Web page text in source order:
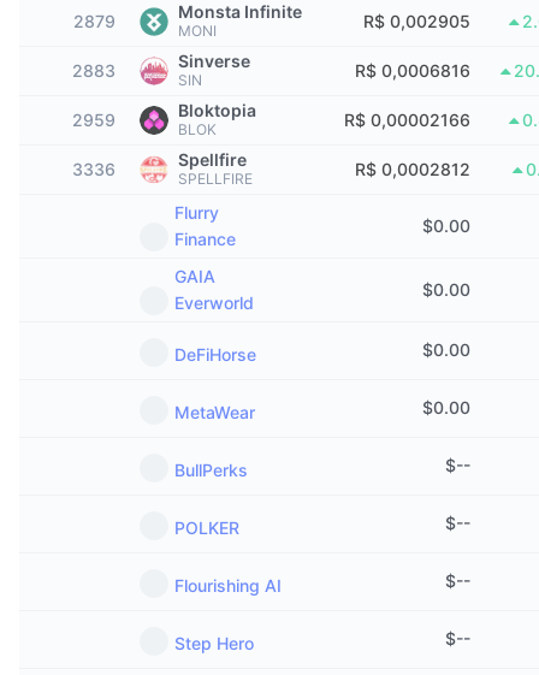
Classificação da cadeia
Mercados de Previsão
Em alta
Tecnologia
Estatísticas Gerais dos NFT
Índice CoinMarketCap 100
Fluxos de ETF
ETFs de criptomoedas
ETFs de Bitcoin
ETFs de Ethereum
Integrações de IA
CMC Central de Agentes
Mercado de Habilidades
CMC MCP
Anunciar
Widgets de site
2879 Monsta Infinite
MONI R$ 0,002905
2883 Sinverse
SIN R$ 0,0006816
2959 Bloktopia
BLOK R$ 0,00002166
3336 Spellfire
SPELLFIRE R$ 0,0002812
Flurry
Finance
$0.00
GAIA
Everworld
$0.00
DeFiHorse $0.00
MetaWear $0.00
BullPerks $--
POLKER $--
Flourishing AI $--
Step Hero $--